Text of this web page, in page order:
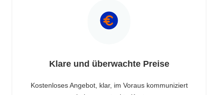
Klare und überwachte Preise
Kostenloses Angebot, klar, im Voraus kommuniziert